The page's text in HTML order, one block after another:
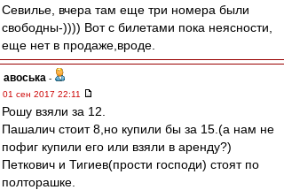
Севилье, вчера там еще три номера были
свободны-)))) Вот с билетами пока неясности,
еще нет в продаже,вроде.
авоська -
01 сен 2017 22:11
Рошу взяли за 12.
Пашалич стоит 8,но купили бы за 15.(а нам не
пофиг купили его или взяли в аренду?)
Петкович и Тигиев(прости господи) стоят по
полторашке.